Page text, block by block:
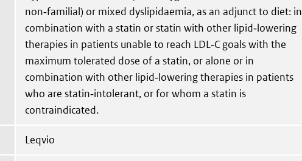
non‑familial) or mixed dyslipidaemia, as an adjunct to diet: in
combination with a statin or statin with other lipid‑lowering
therapies in patients unable to reach LDL‑C goals with the
maximum tolerated dose of a statin, or alone or in
combination with other lipid‑lowering therapies in patients
who are statin‑intolerant, or for whom a statin is
contraindicated.
Leqvio